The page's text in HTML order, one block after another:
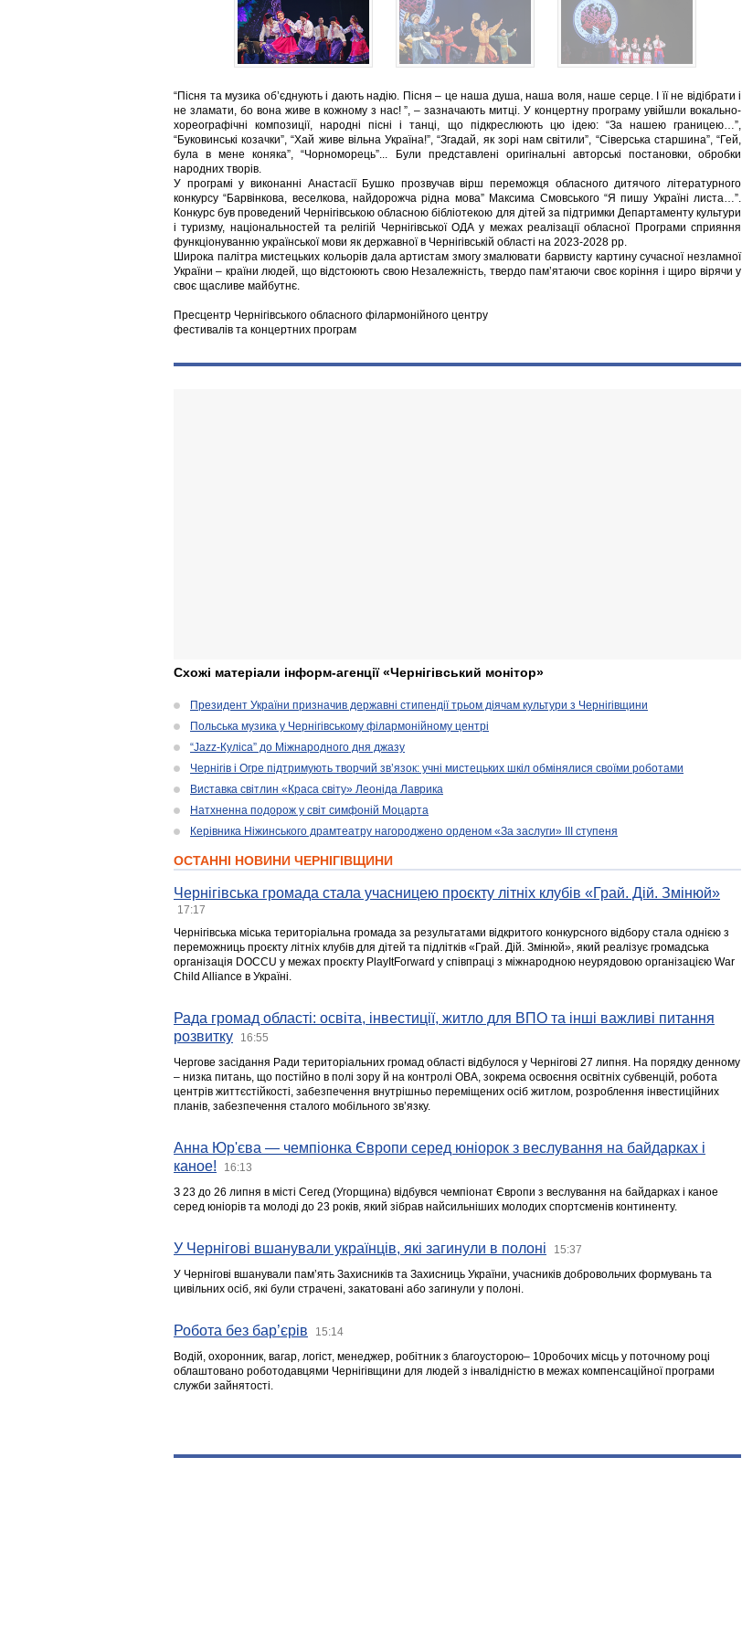
“Пісня та музика об’єднують і дають надію. Пісня – це наша душа, наша воля, наше серце. І її не відібрати і
не зламати, бо вона живе в кожному з нас! ”, – зазначають митці. У концертну програму увійшли вокально-
хореографічні композиції, народні пісні і танці, що підкреслюють цю ідею: “За нашею границею…”,
“Буковинські козачки”, “Хай живе вільна Україна!”, “Згадай, як зорі нам світили”, “Сіверська старшина”, “Гей,
була в мене коняка”, “Чорноморець”... Були представлені оригінальні авторські постановки, обробки
народних творів.
У програмі у виконанні Анастасії Бушко прозвучав вірш переможця обласного дитячого літературного
конкурсу “Барвінкова, веселкова, найдорожча рідна мова” Максима Смовського “Я пишу Україні листа…”.
Конкурс був проведений Чернігівською обласною бібліотекою для дітей за підтримки Департаменту культури
і туризму, національностей та релігій Чернігівської ОДА у межах реалізації обласної Програми сприяння
функціонуванню української мови як державної в Чернігівській області на 2023-2028 рр.
Широка палітра мистецьких кольорів дала артистам змогу змалювати барвисту картину сучасної незламної
України – країни людей, що відстоюють свою Незалежність, твердо пам’ятаючи своє коріння і щиро вірячи у
своє щасливе майбутнє.
Пресцентр Чернігівського обласного філармонійного центру
фестивалів та концертних програм
Схожі матеріали інформ-агенції «Чернігівський монітор»
Президент України призначив державні стипендії трьом діячам культури з Чернігівщини
Польська музика у Чернігівському філармонійному центрі
“Jazz-Куліса” до Міжнародного дня джазу
Чернігів і Огре підтримують творчий зв’язок: учні мистецьких шкіл обмінялися своїми роботами
Виставка світлин «Краса світу» Леоніда Лаврика
Натхненна подорож у світ симфоній Моцарта
Керівника Ніжинського драмтеатру нагороджено орденом «За заслуги» ІІІ ступеня
ОСТАННІ НОВИНИ ЧЕРНІГІВЩИНИ
Чернігівська громада стала учасницею проєкту літніх клубів «Грай. Дій. Змінюй»
17:17
Чернігівська міська територіальна громада за результатами відкритого конкурсного відбору стала однією з
переможниць проєкту літніх клубів для дітей та підлітків «Грай. Дій. Змінюй», який реалізує громадська
організація DOCCU у межах проєкту PlayItForward у співпраці з міжнародною неурядовою організацією War
Child Alliance в Україні.
Рада громад області: освіта, інвестиції, житло для ВПО та інші важливі питання
розвитку
16:55
Чергове засідання Ради територіальних громад області відбулося у Чернігові 27 липня. На порядку денному
– низка питань, що постійно в полі зору й на контролі ОВА, зокрема освоєння освітніх субвенцій, робота
центрів життєстійкості, забезпечення внутрішньо переміщених осіб житлом, розроблення інвестиційних
планів, забезпечення сталого мобільного зв’язку.
Анна Юр'єва — чемпіонка Європи серед юніорок з веслування на байдарках і
каное!
16:13
З 23 до 26 липня в місті Сегед (Угорщина) відбувся чемпіонат Європи з веслування на байдарках і каное
серед юніорів та молоді до 23 років, який зібрав найсильніших молодих спортсменів континенту.
У Чернігові вшанували українців, які загинули в полоні 15:37
У Чернігові вшанували пам’ять Захисників та Захисниць України, учасників добровольчих формувань та
цивільних осіб, які були страчені, закатовані або загинули у полоні.
Робота без бар’єрів 15:14
Водій, охоронник, вагар, логіст, менеджер, робітник з благоусторою– 10робочих місць у поточному році
облаштовано роботодавцями Чернігівщини для людей з інвалідністю в межах компенсаційної програми
служби зайнятості.